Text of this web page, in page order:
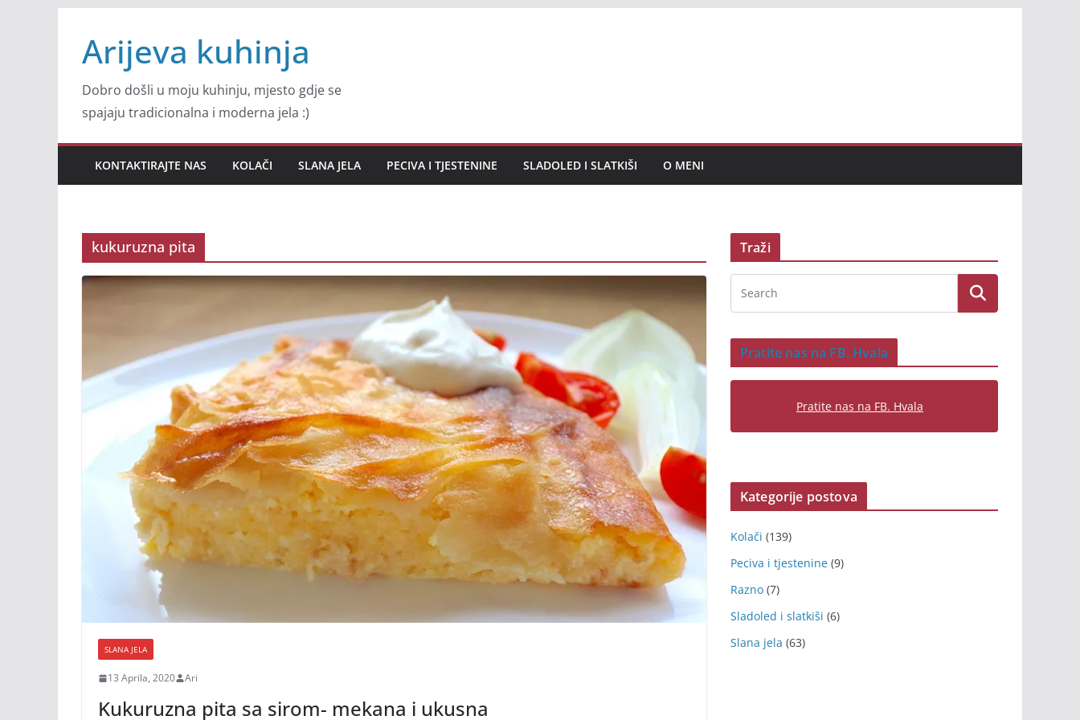
content
Arijeva kuhinja
Dobro došli u moju kuhinju, mjesto gdje se
spajaju tradicionalna i moderna jela :)
KONTAKTIRAJTE NAS KOLAČI SLANA JELA PECIVA I TJESTENINE SLADOLED I SLATKIŠI O MENI
kukuruzna pita
SLANA JELA
13 Aprila, 2020 Ari
Kukuruzna pita sa sirom- mekana i ukusna
Traži
Pratite nas na FB. Hvala
Pratite nas na FB. Hvala
Kategorije postova
Kolači (139)
Peciva i tjestenine (9)
Razno (7)
Sladoled i slatkiši (6)
Slana jela (63)